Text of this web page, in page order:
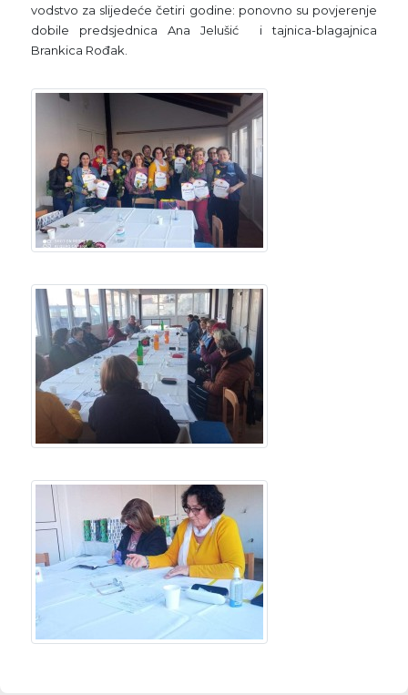
vodstvo za slijedeće četiri godine: ponovno su povjerenje
dobile predsjednica Ana Jelušić i tajnica-blagajnica
Brankica Rođak.